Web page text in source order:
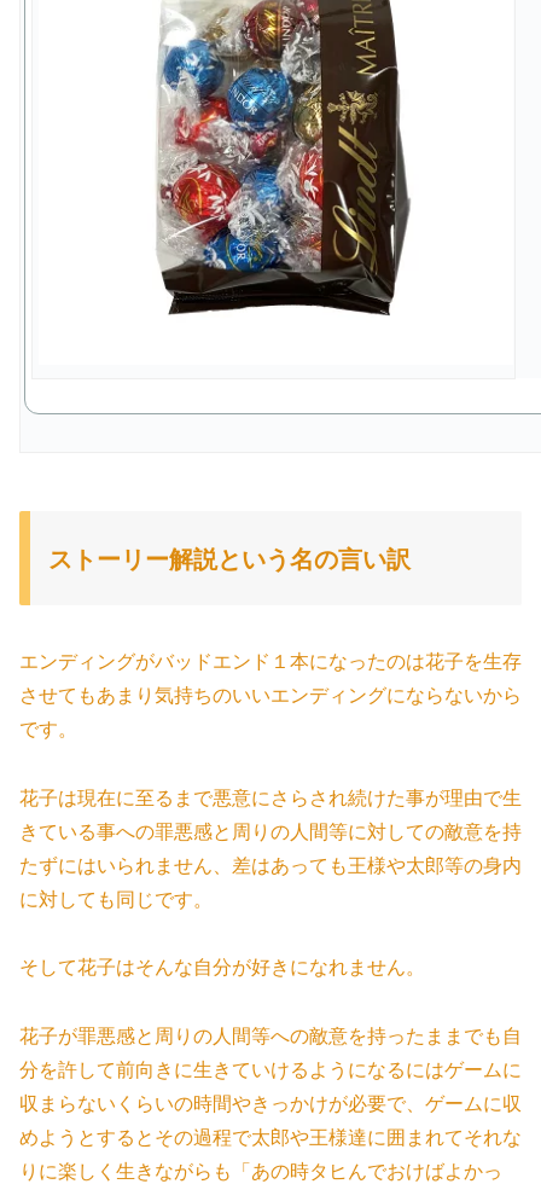
ストーリー解説という名の言い訳
エンディングがバッドエンド１本になったのは花子を生存
させてもあまり気持ちのいいエンディングにならないから
です。
花子は現在に至るまで悪意にさらされ続けた事が理由で生
きている事への罪悪感と周りの人間等に対しての敵意を持
たずにはいられません、差はあっても王様や太郎等の身内
に対しても同じです。
そして花子はそんな自分が好きになれません。
花子が罪悪感と周りの人間等への敵意を持ったままでも自
分を許して前向きに生きていけるようになるにはゲームに
収まらないくらいの時間やきっかけが必要で、ゲームに収
めようとするとその過程で太郎や王様達に囲まれてそれな
りに楽しく生きながらも「あの時タヒんでおけばよかっ